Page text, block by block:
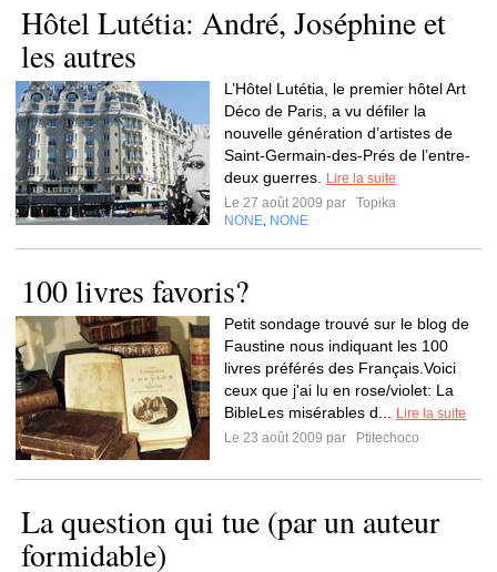
Hôtel Lutétia: André, Joséphine et
les autres
L’Hôtel Lutétia, le premier hôtel Art
Déco de Paris, a vu défiler la
nouvelle génération d’artistes de
Saint-Germain-des-Prés de l’entre-
deux guerres.
Lire la suite
Le 27 août 2009 par
Topika
NONE NONE
100 livres favoris?
Petit sondage trouvé sur le blog de
Faustine nous indiquant les 100
livres préférés des Français.Voici
ceux que j'ai lu en rose/violet: La
BibleLes misérables d...
Lire la suite
Le 23 août 2009 par
Ptitechoco
La question qui tue (par un auteur
formidable)